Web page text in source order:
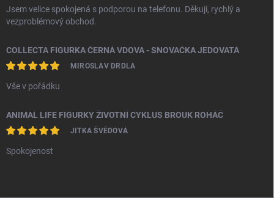
Jsem velice spokojená s podporou na telefonu. Děkuji, rychlý a
vezproblémový obchod.
COLLECTA FIGURKA ČERNÁ VDOVA - SNOVAČKA JEDOVATÁ
MIROSLAV DRDLA
Vše v pořádku
ANIMAL LIFE FIGURKY ŽIVOTNÍ CYKLUS BROUK ROHÁČ
JITKA ŠVÉDOVÁ
Spokojenost